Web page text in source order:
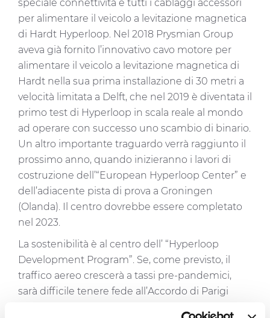
speciale connettività e tutti i cablaggi accessori
per alimentare il veicolo a levitazione magnetica
di Hardt Hyperloop. Nel 2018 Prysmian Group
aveva già fornito l’innovativo cavo motore per
alimentare il veicolo a levitazione magnetica di
Hardt nella sua prima installazione di 30 metri a
velocità limitata a Delft, che nel 2019 è diventata il
primo test di Hyperloop in scala reale al mondo
ad operare con successo uno scambio di binario.
Un altro importante traguardo verrà raggiunto il
prossimo anno, quando inizieranno i lavori di
costruzione dell’“European Hyperloop Center” e
dell’adiacente pista di prova a Groningen
(Olanda). Il centro dovrebbe essere completato
nel 2023.
La sostenibilità è al centro dell’ “Hyperloop
Development Program”. Se, come previsto, il
traffico aereo crescerà a tassi pre-pandemici,
sarà difficile tenere fede all’Accordo di Parigi